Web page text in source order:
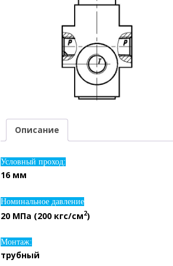
Описание
Условный проход:
16 мм
Номинальное давление
20 МПа (200 кгс/см2)
Монтаж:
трубный